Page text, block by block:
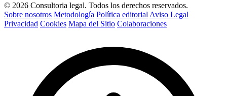
© 2026 Consultoria legal. Todos los derechos reservados.
Sobre nosotros Metodología Política editorial Aviso Legal
Privacidad Cookies Mapa del Sitio Colaboraciones